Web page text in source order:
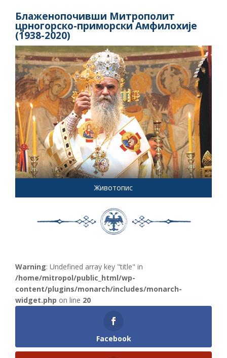
Блаженопочивши Митрополит
црногорско-приморски Амфилохије
(1938-2020)
Животопис
Warning: Undefined array key "title" in
/home/mitropol/public_html/wp-
content/plugins/monarch/includes/monarch-
widget.php on line 20
Facebook